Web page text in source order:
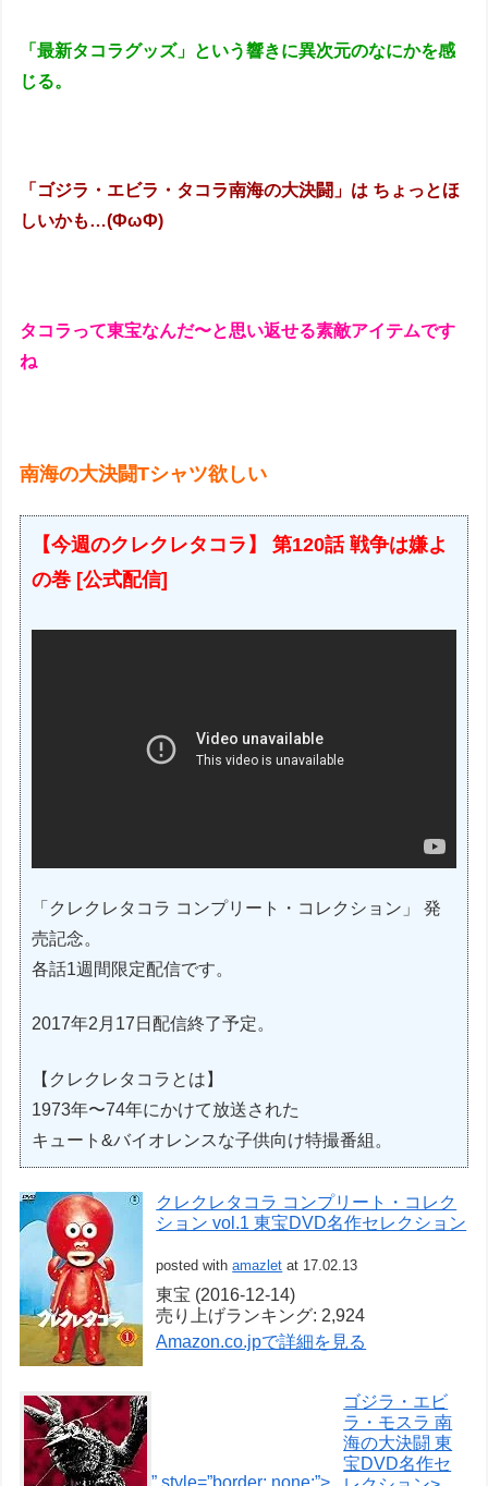
「最新タコラグッズ」という響きに異次元のなにかを感
じる。
「ゴジラ・エビラ・タコラ南海の大決闘」は ちょっとほ
しいかも…(ФωФ)
タコラって東宝なんだ〜と思い返せる素敵アイテムです
ね
南海の大決闘Tシャツ欲しい
【今週のクレクレタコラ】 第120話 戦争は嫌よ
の巻 [公式配信]
「クレクレタコラ コンプリート・コレクション」 発
売記念。
各話1週間限定配信です。
2017年2月17日配信終了予定。
【クレクレタコラとは】
1973年〜74年にかけて放送された
キュート&バイオレンスな子供向け特撮番組。
クレクレタコラ コンプリート・コレク
ション vol.1 東宝DVD名作セレクション
posted withamazlet at 17.02.13
東宝 (2016-12-14)
売り上げランキング: 2,924
Amazon.co.jpで詳細を見る
” style=”border: none;”>
ゴジラ・エビ
ラ・モスラ 南
海の大決闘 東
宝DVD名作セ